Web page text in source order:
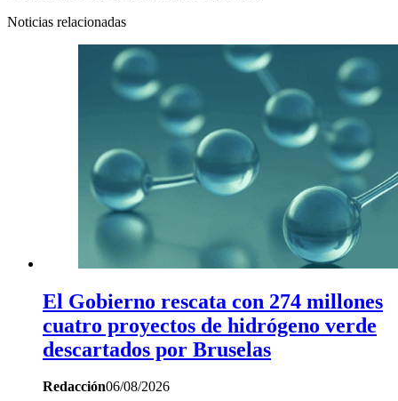
Noticias relacionadas
El Gobierno rescata con 274 millones
cuatro proyectos de hidrógeno verde
descartados por Bruselas
Redacción06/08/2026